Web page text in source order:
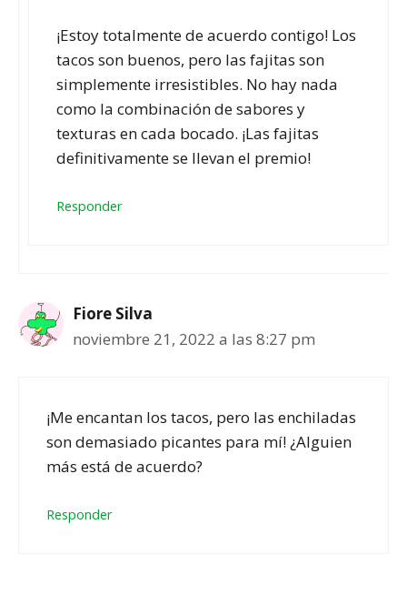
¡Estoy totalmente de acuerdo contigo! Los
tacos son buenos, pero las fajitas son
simplemente irresistibles. No hay nada
como la combinación de sabores y
texturas en cada bocado. ¡Las fajitas
definitivamente se llevan el premio!
Responder
Fiore Silva
noviembre 21, 2022 a las 8:27 pm
¡Me encantan los tacos, pero las enchiladas
son demasiado picantes para mí! ¿Alguien
más está de acuerdo?
Responder